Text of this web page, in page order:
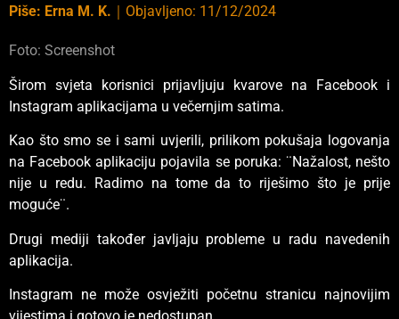
Piše: Erna M. K. Objavljeno: 11/12/2024
Foto: Screenshot
Širom svjeta korisnici prijavljuju kvarove na Facebook i
Instagram aplikacijama u večernjim satima.
Kao što smo se i sami uvjerili, prilikom pokušaja logovanja
na Facebook aplikaciju pojavila se poruka: ¨Nažalost, nešto
nije u redu. Radimo na tome da to riješimo što je prije
moguće¨.
Drugi mediji također javljaju probleme u radu navedenih
aplikacija.
Instagram ne može osvježiti početnu stranicu najnovijim